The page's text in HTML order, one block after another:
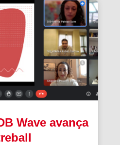
Wave avança